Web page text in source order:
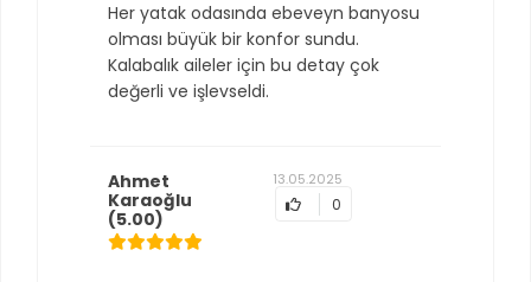
Her yatak odasında ebeveyn banyosu
olması büyük bir konfor sundu.
Kalabalık aileler için bu detay çok
değerli ve işlevseldi.
Ahmet
Karaoğlu
(5.00)
13.05.2025
0